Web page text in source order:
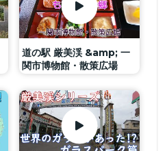
道の駅 厳美渓 &amp; 一
関市博物館・散策広場
&quot;